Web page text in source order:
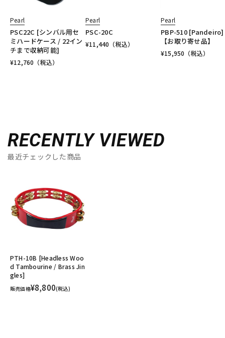
Pearl
PSC22C [シンバル用セ
ミハードケース / 22イン
チまで収納可能]
¥12,760 （税込）
Pearl
PSC-20C
¥11,440 （税込）
Pearl
PBP-510 [Pandeiro]
【お取り寄せ品】
¥15,950 （税込）
RECENTLY VIEWED
最近チェックした商品
PTH-10B [Headless Woo
d Tambourine / Brass Jin
gles]
販売価格¥8,800(税込)